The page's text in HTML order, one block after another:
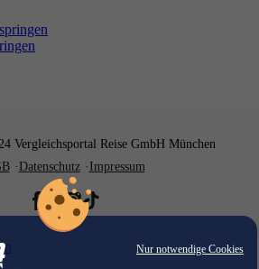
Nur notwendige Cookies
Vergleichsportal Reise GmbH München
Datenschutz Impressum